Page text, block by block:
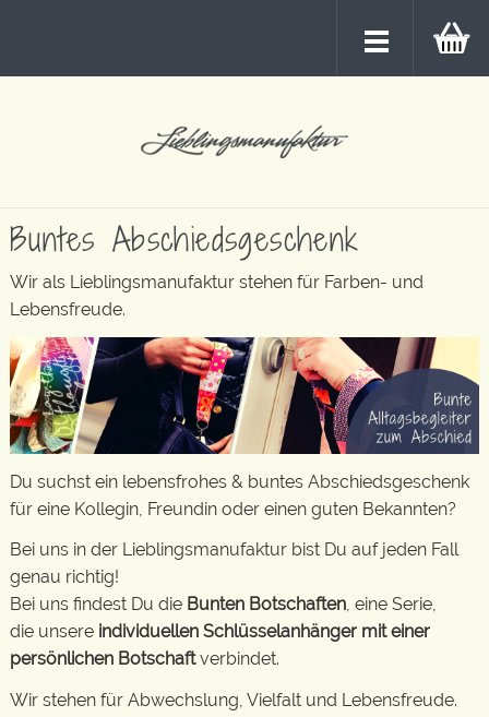
Buntes Abschiedsgeschenk
Wir als Lieblingsmanufaktur stehen für Farben- und
Lebensfreude.
Du suchst ein lebensfrohes & buntes Abschiedsgeschenk
für eine Kollegin, Freundin oder einen guten Bekannten?
Bei uns in der Lieblingsmanufaktur bist Du auf jeden Fall
genau richtig!
Bei uns findest Du die Bunten Botschaften, eine Serie,
die unsere individuellen Schlüsselanhänger mit einer
persönlichen Botschaftverbindet.
Wir stehen für Abwechslung, Vielfalt und Lebensfreude.